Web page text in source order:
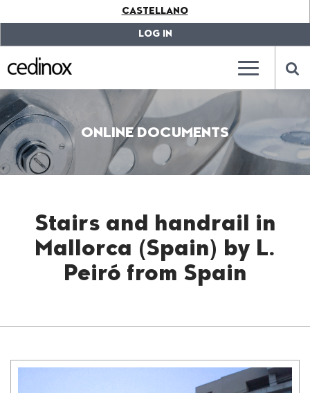
label.access.jump.content???
???
label.access.jump.header???
label.access.jump.footer???
???
label.access.jump.menu???
CASTELLANO
LOG IN
???
???
ONLINE DOCUMENTS
Stairs and handrail in
Mallorca (Spain) by L.
Peiró from Spain